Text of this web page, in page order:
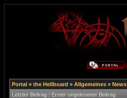
Portal » the Hellboard » Allgemeines » News
Letzter Beitrag | Erster ungelesener Beitrag